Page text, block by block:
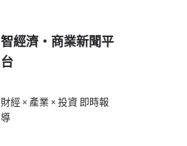
智經濟・商業新聞平
台
財經 × 產業 × 投資 即時報
導